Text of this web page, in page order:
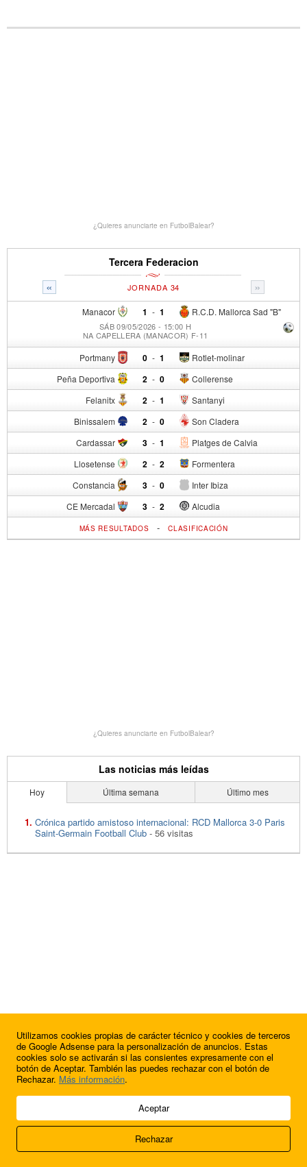
¿Quieres anunciarte en FutbolBalear?
Tercera Federacion
« »
JORNADA 34
Manacor 1 - R.C.D. Mallorca Sad "B"
1
SÁB 09/05/2026 - 15:00 H
NA CAPELLERA (MANACOR) F-11
Portmany 0 - Rotlet-molinar
1
Peña Deportiva 2 - Collerense
0
Felanitx 2 - Santanyi
1
Binissalem 2 - Son Cladera
0
Cardassar 3 - Platges de Calvia
1
Llosetense 2 - Formentera
2
Constancia 3 - Inter Ibiza
0
CE Mercadal 3 - Alcudia
2
MÁS RESULTADOS -CLASIFICACIÓN
¿Quieres anunciarte en FutbolBalear?
Las noticias más leídas
Hoy Última semana Último mes
Crónica partido amistoso internacional: RCD Mallorca 3-0 Paris
Saint-Germain Football Club - 56 visitas
© 2009 - 2026 Soluciones Corporativas IP, SL.
Acerca de nosotros
FútbolBalear
Utilizamos cookies propias de carácter técnico y cookies de terceros
de Google Adsense para la personalización de anuncios. Estas
cookies solo se activarán si las consientes expresamente con el
botón de Aceptar. También las puedes rechazar con el botón de
Rechazar. Más información.
Aceptar
Rechazar